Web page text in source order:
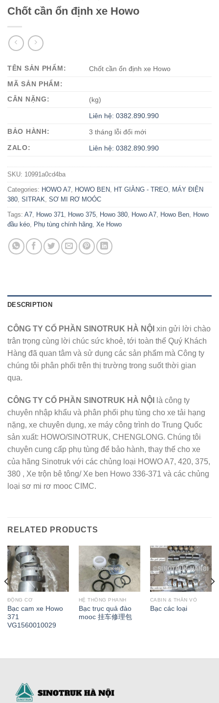
Chốt cần ổn định xe Howo
TÊN SẢN PHẨM:
Chốt cần ổn định xe Howo
MÃ SẢN PHẨM:
CÂN NẶNG:
(kg)
Liên hệ: 0382.890.990
BẢO HÀNH:
3 tháng lỗi đổi mới
ZALO:
Liên hệ: 0382.890.990
SKU: 10991a0cd4ba
Categories: HOWO A7, HOWO BEN, HT GIẰNG - TREO, MÁY ĐIỆN
380, SITRAK, SƠ MI RƠ MOÓC
Tags: A7, Howo 371, Howo 375, Howo 380, Howo A7, Howo Ben, Howo
đầu kéo, Phụ tùng chính hãng, Xe Howo
DESCRIPTION
CÔNG TY CỔ PHẦN SINOTRUK HÀ NỘI xin gửi lời chào
trân trọng cùng lời chúc sức khoẻ, tới toàn thể Quý Khách
Hàng đã quan tâm và sử dụng các sản phẩm mà Công ty
chúng tôi phân phối trên thị trường trong suốt thời gian
qua.
CÔNG TY CỔ PHẦN SINOTRUK HÀ NỘI
là công ty
chuyên nhập khẩu và phân phối phụ tùng cho xe tải hạng
nặng, xe chuyên dụng, xe máy công trình do Trung Quốc
sản xuất: HOWO/SINOTRUK, CHENGLONG. Chúng tôi
chuyên cung cấp phụ tùng để bảo hành, thay thế cho xe
của hãng Sinotruk với các chủng loại HOWO A7, 420, 375,
380 , Xe trộn bê tông/ Xe ben Howo 336-371 và các chủng
loại sơ mi rơ mooc CIMC.
RELATED PRODUCTS
ĐỘNG CƠ
Bạc cam xe Howo
371
VG1560010029
HỆ THỐNG PHANH
Bạc trục quả đào
mooc 挂车修理包
CABIN & THÂN VỎ
Bạc các loại